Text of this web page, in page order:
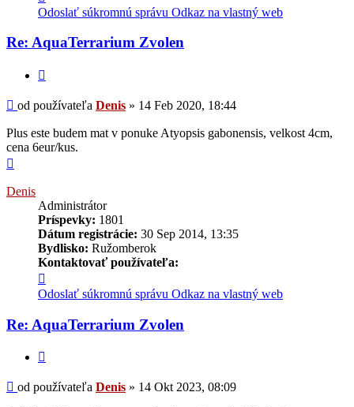
informácie
používateľa
Denis
Odoslať súkromnú správu Odkaz na vlastný web
Re: AquaTerrarium Zvolen
Príspevok
od používateľa Denis » 14 Feb 2020, 18:44
Plus este budem mat v ponuke Atyopsis gabonensis, velkost 4cm,
cena 6eur/kus.
Denis
Administrátor
Príspevky: 1801
Dátum registrácie: 30 Sep 2014, 13:35
Bydlisko: Ružomberok
Kontaktovať používateľa:
informácie
používateľa
Denis
Odoslať súkromnú správu Odkaz na vlastný web
Re: AquaTerrarium Zvolen
Príspevok
od používateľa Denis » 14 Okt 2023, 08:09